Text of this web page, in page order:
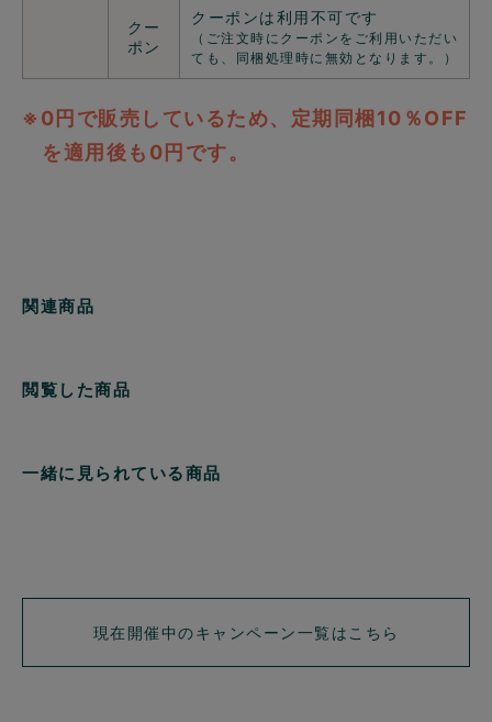
クー
ポン
クーポンは利用不可です
（ご注文時にクーポンをご利用いただい
ても、同梱処理時に無効となります。）
※0円で販売しているため、定期同梱10％OFF
を適用後も0円です。
関連商品
閲覧した商品
一緒に見られている商品
現在開催中のキャンペーン一覧はこちら